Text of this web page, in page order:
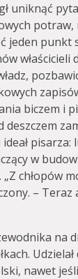
uniknąć
jeden punkt
właścicieli
biczem i
deszczem
w
chłopów
–
na
nawet